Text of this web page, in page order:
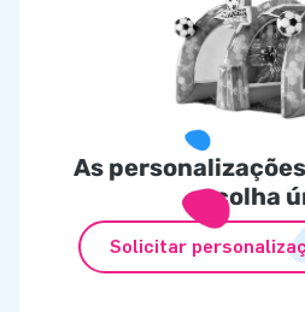
As
escolha
Solicitar